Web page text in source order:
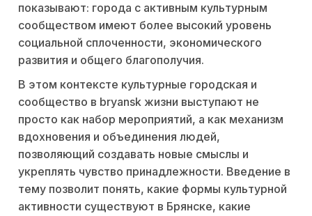
показывают: города с активным культурным
сообществом имеют более высокий уровень
социальной сплоченности, экономического
развития и общего благополучия.
В этом контексте культурные городская и
сообщество в bryansk жизни выступают не
просто как набор мероприятий, а как механизм
вдохновения и объединения людей,
позволяющий создавать новые смыслы и
укреплять чувство принадлежности. Введение в
тему позволит понять, какие формы культурной
активности существуют в Брянске, какие